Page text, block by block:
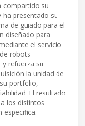
compartido su
ha presentado su
de guiado para el
diseñado para
el servicio
robots
y refuerza su
la unidad de
portfolio,
El resultado
los distintos
específica.